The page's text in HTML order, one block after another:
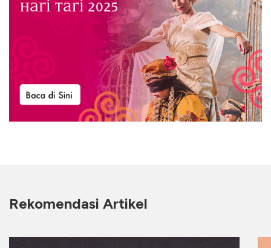
Rekomendasi Artikel